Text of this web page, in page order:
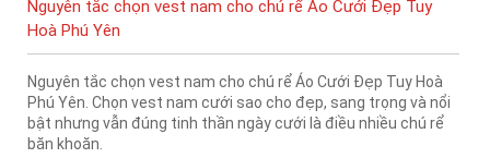
Nguyên tắc chọn vest nam cho chú rể Áo Cưới Đẹp Tuy
Hoà Phú Yên
Nguyên tắc chọn vest nam cho chú rể Áo Cưới Đẹp Tuy Hoà
Phú Yên. Chọn vest nam cưới sao cho đẹp, sang trọng và nổi
bật nhưng vẫn đúng tinh thần ngày cưới là điều nhiều chú rể
băn khoăn.